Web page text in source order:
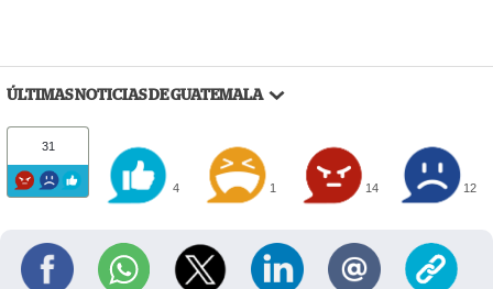
ÚLTIMAS NOTICIAS DE GUATEMALA
31
4 1 14 12